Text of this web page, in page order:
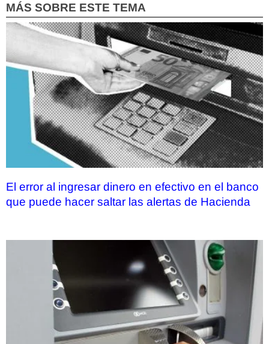
MÁS SOBRE ESTE TEMA
El error al ingresar dinero en efectivo en el banco
que puede hacer saltar las alertas de Hacienda